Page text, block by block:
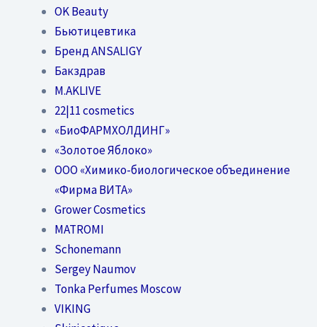
OK Beauty
Бьютицевтика
Бренд ANSALIGY
Бакздрав
M.AKLIVE
22|11 cosmetics
«БиоФАРМХОЛДИНГ»
«Золотое Яблоко»
OOO «Химико-биологическое объединение
«Фирма ВИТА»
Grower Cosmetics
MATROMI
Schonemann
Sergey Naumov
Tonka Perfumes Moscow
VIKING